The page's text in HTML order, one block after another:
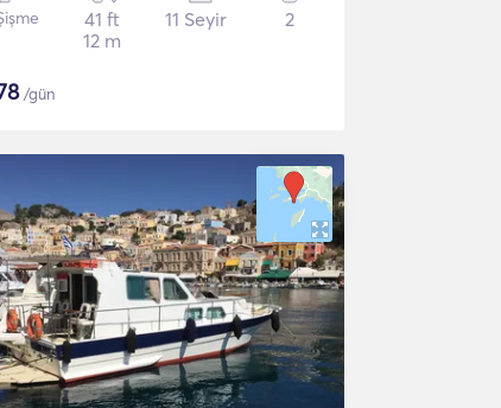
41 ft
12 m
11 Seyir 2
/gün